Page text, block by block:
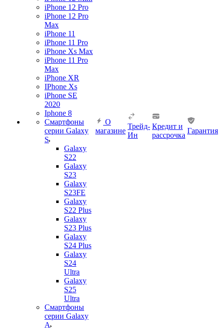
iPhone 12 Pro
iPhone 12 Pro
Max
iPhone 11
iPhone 11 Pro
iPhone Xs Max
iPhone 11 Pro
Max
iPhone XR
IPhone Xs
iPhone SE
2020
Iphone 8
Смартфоны
серии Galaxy
S
Galaxy
S22
Galaxy
S23
Galaxy
S23FE
Galaxy
S22 Plus
Galaxy
S23 Plus
Galaxy
S24 Plus
Galaxy
S24
Ultra
Galaxy
S25
Ultra
Смартфоны
серии Galaxy
A
О
магазине
Трейд-
Ин
Кредит и
рассрочка
Гарантия